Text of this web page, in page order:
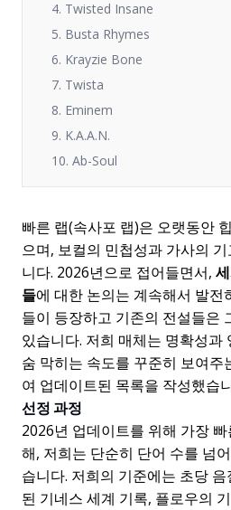
4. Twisted Insane
5. Busta Rhymes
6. Krayzie Bone
7. Twista
8. Eminem
9. K.A.A.N.
10. Ab-Soul
빠른 랩(속사포 랩)은 오랫동안
으며, 보컬의 민첩성과 가사의
니다. 2026년으로 접어들면서,
들에 대한 논의는 계속해서 발전
들이 등장하고 기존의 전설들은
있습니다. 저희 매체는 명확성과
숨 막히는 속도를 꾸준히 보여
여 업데이트된 목록을 작성했습
선정 과정
2026년 업데이트를 위해 가장
해, 저희는 단순히 단어 수를 넘
습니다. 저희의 기준에는 초당
된 기네스 세계 기록, 플로우의